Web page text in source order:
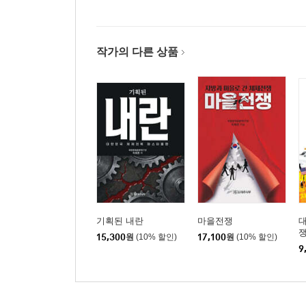
작가의 다른 상품
기획된 내란
15,300원 (10% 할인)
마을전쟁
17,100원 (10% 할인)